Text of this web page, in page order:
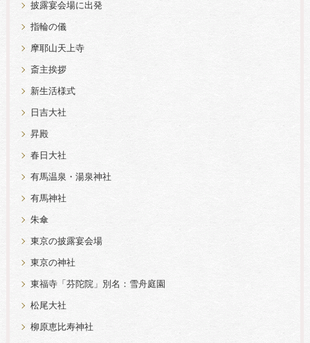
披露宴会場に出発
指輪の儀
摩耶山天上寺
斎主挨拶
新生活様式
日吉大社
昇殿
春日大社
有馬温泉・湯泉神社
有馬神社
朱傘
東京の披露宴会場
東京の神社
東福寺「芬陀院」別名：雪舟庭園
松尾大社
柳原恵比寿神社